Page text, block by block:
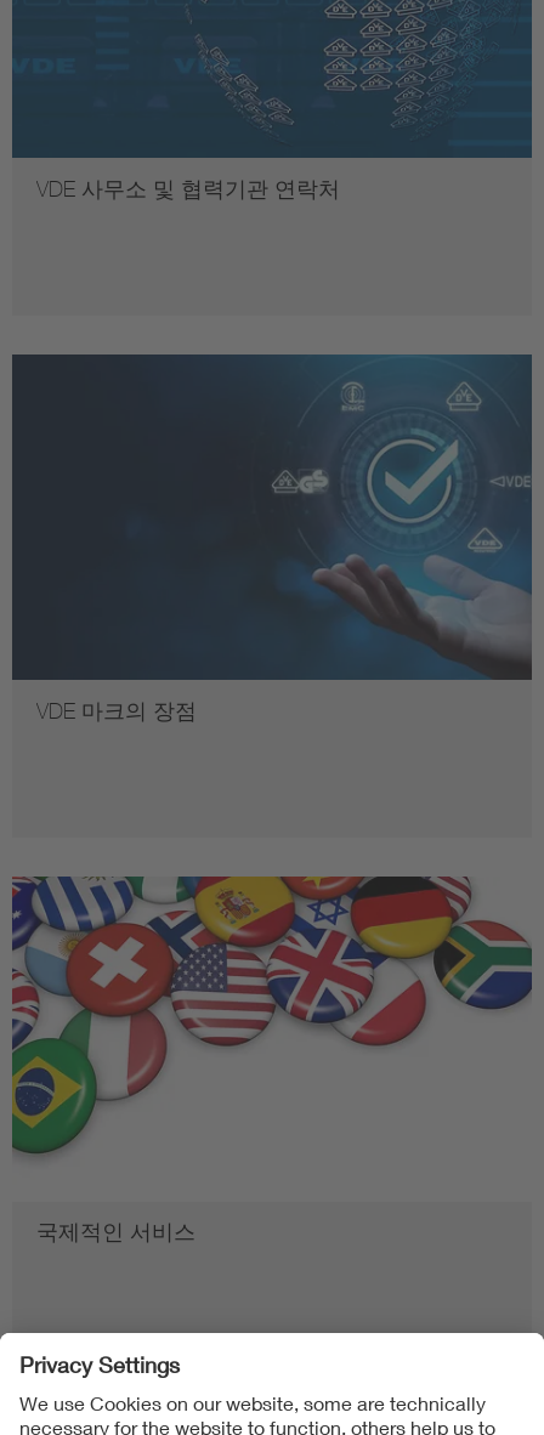
VDE 사무소 및 협력기관 연락처
VDE 마크의 장점
국제적인 서비스